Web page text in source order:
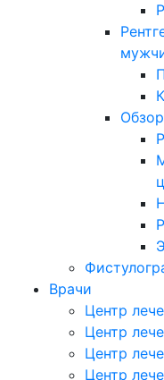
Врачи
Центр
Центр
Центр
Центр